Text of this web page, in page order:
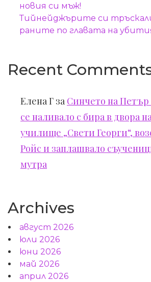
новия си мъж!
Тийнейджърите си
раните по главата на
Recent
Елена Г за Синчето на
се наливало с бира в двора
училище „Свети Георги“,
Ройс и заплашвало
мутра
Archives
август 2026
юли 2026
юни 2026
май 2026
април 2026